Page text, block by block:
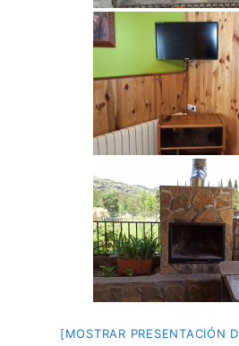
[MOSTRAR PRESENTACIÓN